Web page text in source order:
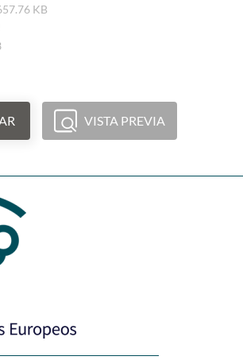
KB
VISTA PREVIA